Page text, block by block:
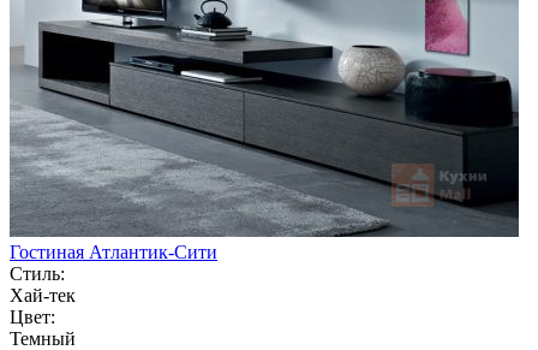
Гостиная Атлантик-Сити
Стиль:
Хай-тек
Цвет:
Темный